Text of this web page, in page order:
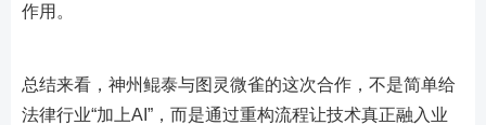
作用。
总结来看，神州鲲泰与图灵微雀的这次合作，不是简单给
法律行业“加上AI”，而是通过重构流程让技术真正融入业